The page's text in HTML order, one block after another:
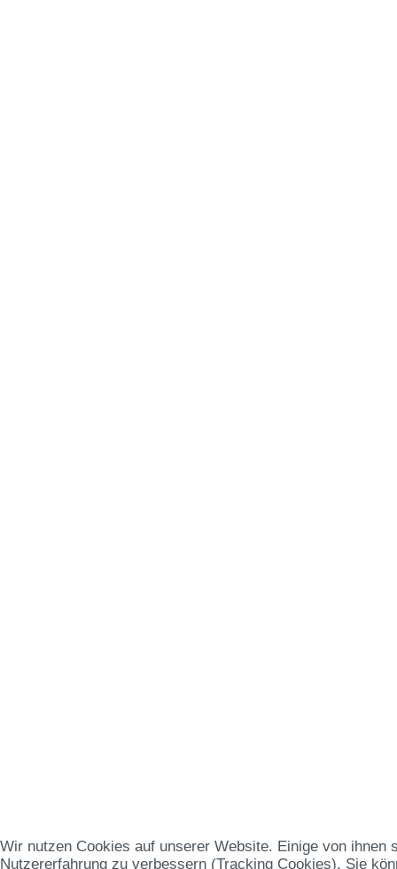
Wir nutzen Cookies auf unserer Website. Einige von
Nutzererfahrung zu verbessern (Tracking Cookies). Sie